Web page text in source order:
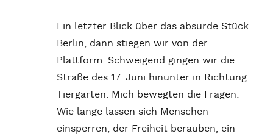
Ein letzter Blick über das absurde Stück
Berlin, dann stiegen wir von der
Plattform. Schweigend gingen wir die
Straße des 17. Juni hinunter in Richtung
Tiergarten. Mich bewegten die Fragen:
Wie lange lassen sich Menschen
einsperren, der Freiheit berauben, ein